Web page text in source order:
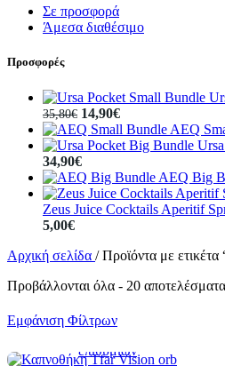
Σε προσφορά
Άμεσα διαθέσιμο
Προσφορές
35,80€ 14,90€
AEQ
34,90€
AEQ Big
Zeus Juice Cocktails Aperitif
5,00€
Αρχική σελίδα / Προϊόντα με ετικέτα
Προβάλλονται όλα - 20 αποτελέσματα
Εμφάνιση Φίλτρων
στο
στην
επιθυμιών